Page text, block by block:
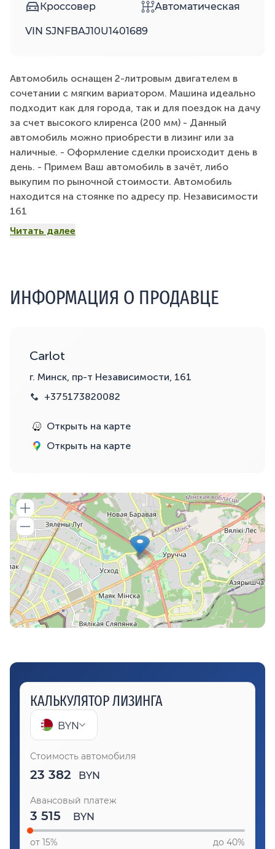
Кроссовер Автоматическая
VIN SJNFBAJ10U1401689
Автомобиль оснащен 2-литровым двигателем в
сочетании с мягким вариатором. Машина идеально
подходит как для города, так и для поездок на дачу
за счет высокого клиренса (200 мм) - Данный
автомобиль можно приобрести в лизинг или за
наличные. - Оформление сделки происходит день в
день. - Примем Ваш автомобиль в зачёт, либо
выкупим по рыночной стоимости. Автомобиль
находится на стоянке по адресу пр. Независимости
161
Читать далее
ИНФОРМАЦИЯ О ПРОДАВЦЕ
Carlot
г. Минск, пр-т Независимости, 161
+375173820082
Открыть на карте
Открыть на карте
КАЛЬКУЛЯТОР ЛИЗИНГА
BYN
Стоимость автомобиля
23 382 BYN
Авансовый платеж
BYN
от 15% до 40%